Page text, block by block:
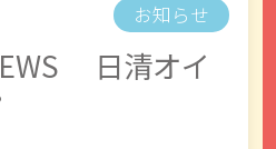
お知らせ
日清オイ